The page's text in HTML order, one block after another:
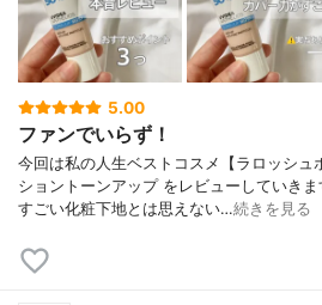
5.00
ファンでいらず！
今回は私の人生ベストコスメ【ラロッシュ
ショントーンアップ をレビューしていき
すごい化粧下地とは思えない…続きを見る